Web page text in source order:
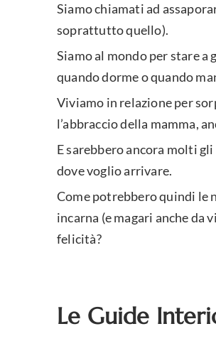
Siamo chiamati ad
soprattutto quello).
Siamo al mondo per stare
quando dorme o quando
Viviamo in relazione per
l’abbraccio della mamma,
E sarebbero ancora molti
dove voglio arrivare.
Come potrebbero quindi le
incarna (e magari anche da
felicità?
Le Guide